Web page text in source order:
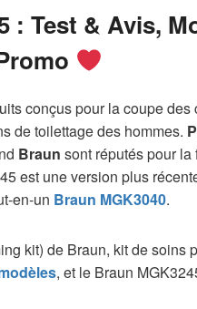
: Test & Avis,
conçus pour la coupe des
de toilettage des hommes.
Braun sont réputés pour
est une version plus
en-un Braun MGK3040.
kit) de Braun, kit de soins
, et le Braun